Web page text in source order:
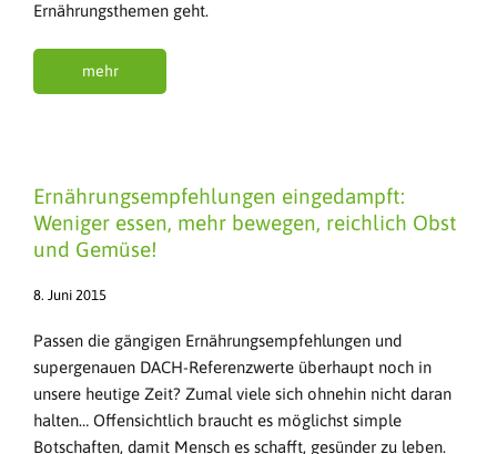
Ernährungsthemen geht.
mehr
Ernährungsempfehlungen eingedampft:
Weniger essen, mehr bewegen, reichlich Obst
und Gemüse!
8. Juni 2015
Passen die gängigen Ernährungsempfehlungen und
supergenauen DACH-Referenzwerte überhaupt noch in
unsere heutige Zeit? Zumal viele sich ohnehin nicht daran
halten… Offensichtlich braucht es möglichst simple
Botschaften, damit Mensch es schafft, gesünder zu leben.